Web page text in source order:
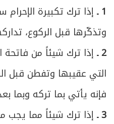
1 ـ إذا ترك تكبيرة
وتذكّرها قبل الركوع،
2 ـ إذا ترك شيئاً من فاتحة
التي عقيبها وتفطن قبل
فإنه يأتي بما تركه وبما
3 ـ إذا ترك شيئاً مما يجب